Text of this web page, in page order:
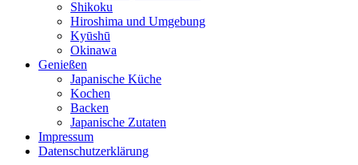
Shikoku
Hiroshima und Umgebung
Kyūshū
Okinawa
Genießen
Japanische Küche
Kochen
Backen
Japanische Zutaten
Impressum
Datenschutzerklärung